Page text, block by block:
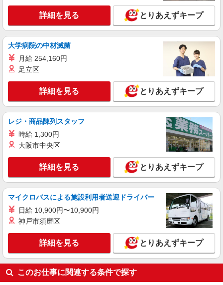
コンパスグループ・ジャパン株式会社 63115_p
調理師【アルバイト・パート】
合、残業代を1分単位で別途支給します。
豊松苑 （山口県下関市富任町6-17-20）
キープ 詳細を見る
すき家 下関稗田西町店
すき家の店舗スタッフ（接客・調理・清掃な
山口県下関市稗田西町10-13
キープ 詳細を見る
アルバイト パート
すき家 下関稗田西町店
すき家の店舗スタッフ（接客・調理・清掃な
ど）
時給1,050円 ※22:00〜翌5:00：時給1,313円 ※
高校生時給1,043円 ※早朝手当（5:00〜9:00）時給
＋150円
山口県下関市稗田西町10-13
詳細を見る とりあえずキープ
大学病院の中材滅菌
月給 254,160円
足立区
詳細を見る とりあえずキープ
レジ・商品陳列スタッフ
時給 1,300円
大阪市中央区
詳細を見る とりあえずキープ
マイクロバスによる施設利用者送迎ドライバー
日給 10,900円〜10,900円
神戸市須磨区
詳細を見る とりあえずキープ
このお仕事に関連する条件で探す